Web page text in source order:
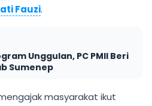
Fauzi.
Unggulan, PC PMII Beri
Sumenep
masyarakat ikut